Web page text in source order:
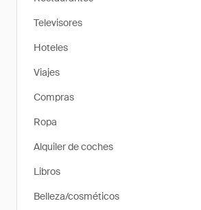
Televisores
Hoteles
Viajes
Compras
Ropa
Alquiler de coches
Libros
Belleza/cosméticos